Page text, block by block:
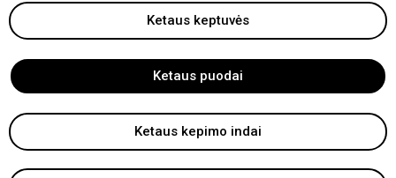
Ketaus keptuvės
Ketaus puodai
Ketaus kepimo indai